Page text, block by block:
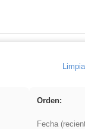
Orden:
Fecha